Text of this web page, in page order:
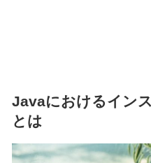
Javaにおけるイン
とは